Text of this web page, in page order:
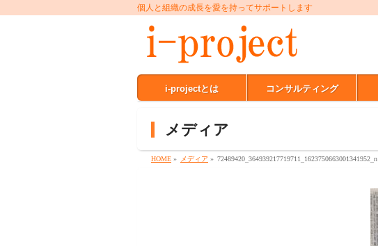
個人と組織の成長を愛を持ってサポートします
i-projectとは コンサルティング
メディア
HOME » メディア » 72489420_364939217719711_1623750663001341952_n